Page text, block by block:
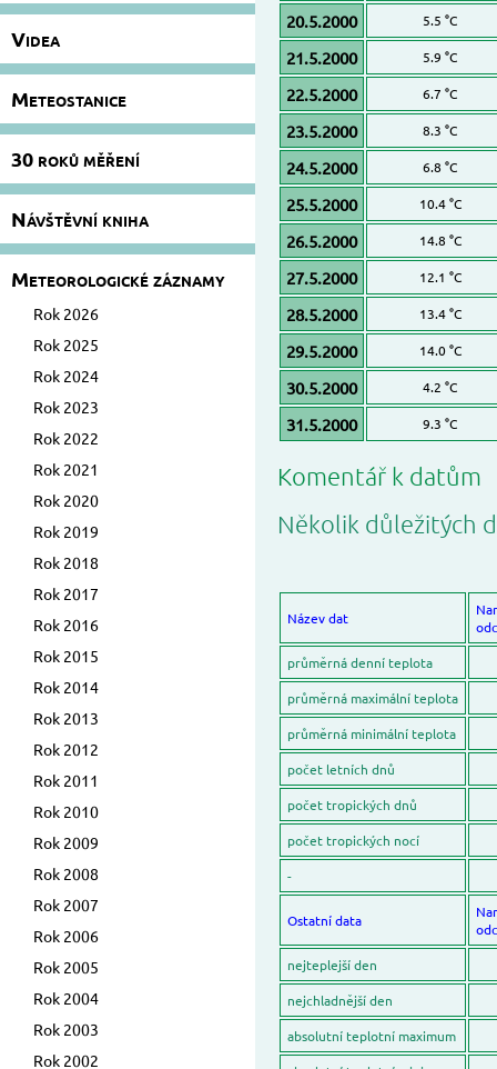
Videa
Meteostanice
30 roků měření
Návštěvní kniha
Meteorologické záznamy
Rok 2026
Rok 2025
Rok 2024
Rok 2023
Rok 2022
Rok 2021
Rok 2020
Rok 2019
Rok 2018
Rok 2017
Rok 2016
Rok 2015
Rok 2014
Rok 2013
Rok 2012
Rok 2011
Rok 2010
Rok 2009
Rok 2008
Rok 2007
Rok 2006
Rok 2005
Rok 2004
Rok 2003
Rok 2002
20.5.2000 5.5 °C
21.5.2000 5.9 °C
22.5.2000 6.7 °C
23.5.2000 8.3 °C
24.5.2000 6.8 °C
25.5.2000 10.4 °C
26.5.2000 14.8 °C
27.5.2000 12.1 °C
28.5.2000 13.4 °C
29.5.2000 14.0 °C
30.5.2000 4.2 °C
31.5.2000 9.3 °C
Komentář k datům
Několik důležitých
Název dat
průměrná denní teplota
průměrná maximální teplota
průměrná minimální teplota
počet letních dnů
počet tropických dnů
počet tropických nocí
-
Ostatní data
nejteplejší den
nejchladnější den
absolutní teplotní maximum